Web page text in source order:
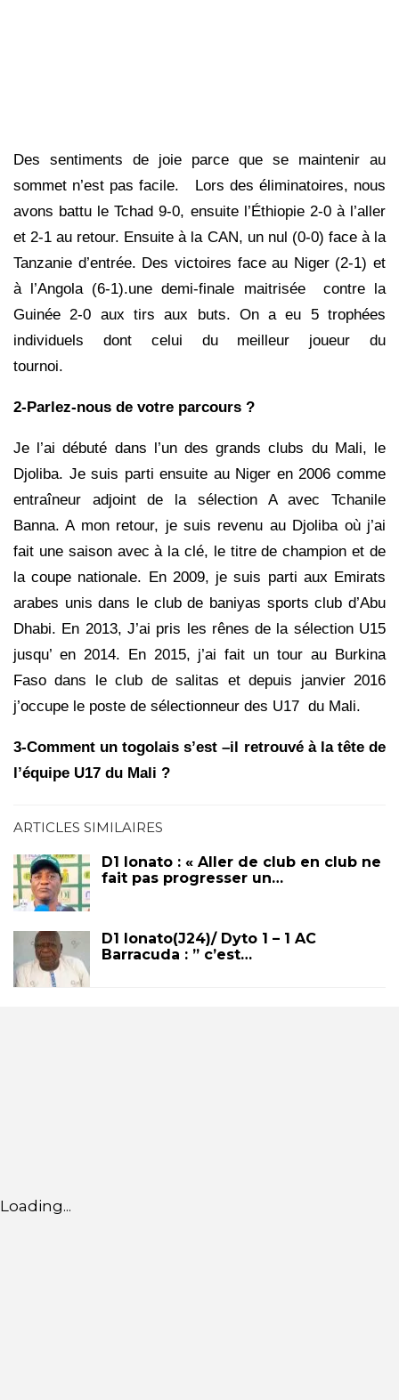
Des sentiments de joie parce que se maintenir au
sommet n’est pas facile. Lors des éliminatoires, nous
avons battu le Tchad 9-0, ensuite l’Éthiopie 2-0 à l’aller
et 2-1 au retour. Ensuite à la CAN, un nul (0-0) face à la
Tanzanie d’entrée. Des victoires face au Niger (2-1) et
à l’Angola (6-1).une demi-finale maitrisée contre la
Guinée 2-0 aux tirs aux buts. On a eu 5 trophées
individuels dont celui du meilleur joueur du
tournoi.
2-Parlez-nous de votre parcours ?
Je l’ai débuté dans l’un des grands clubs du Mali, le
Djoliba. Je suis parti ensuite au Niger en 2006 comme
entraîneur adjoint de la sélection A avec Tchanile
Banna. A mon retour, je suis revenu au Djoliba où j’ai
fait une saison avec à la clé, le titre de champion et de
la coupe nationale. En 2009, je suis parti aux Emirats
arabes unis dans le club de baniyas sports club d’Abu
Dhabi. En 2013, J’ai pris les rênes de la sélection U15
jusqu’ en 2014. En 2015, j’ai fait un tour au Burkina
Faso dans le club de salitas et depuis janvier 2016
j’occupe le poste de sélectionneur des U17 du Mali.
3-Comment un togolais s’est –il retrouvé à la tête de
l’équipe U17 du Mali ?
ARTICLES SIMILAIRES
D1 lonato : « Aller de club en club ne
fait pas progresser un…
D1 lonato(J24)/ Dyto 1 – 1 AC
Barracuda : ” c’est…
Loading...